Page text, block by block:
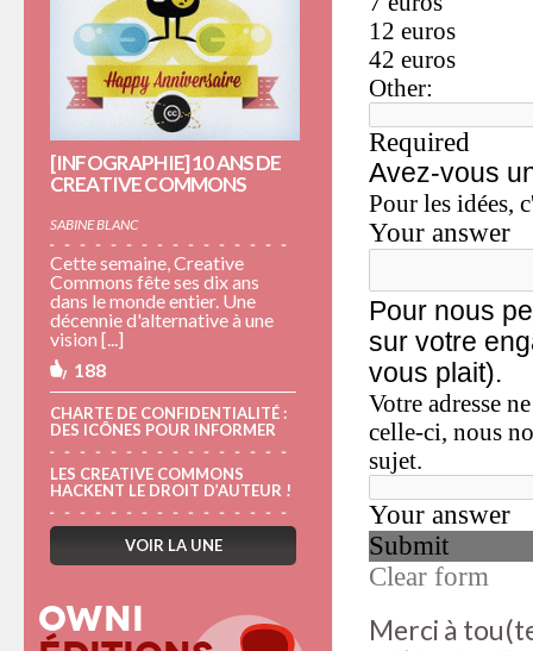
Merci à
[INFOGRAPHIE] 10 ANS DE
CREATIVE COMMONS
SABINE BLANC
Cette semaine, Creative
Commons fête ses dix ans
dans le monde entier. Une
décennie d'alternative à une
vision [...]
188
CHARTE DE CONFIDENTIALITÉ :
DES ICÔNES POUR INFORMER
LES CREATIVE COMMONS
HACKENT LE DROIT D’AUTEUR !
VOIR LA UNE
Owni